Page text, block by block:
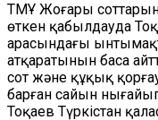
ТМҰ Жоғары
өткен қабылдауда
арасындағы
атқаратынын баса
сот және құқық
барған сайын
Тоқаев Түркістан